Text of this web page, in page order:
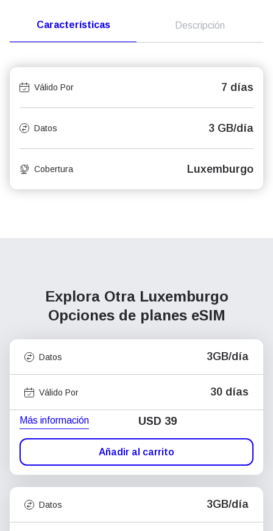
Características Descripción
Válido Por 7 días
Datos 3 GB/día
Cobertura Luxemburgo
Explora Otra Luxemburgo
Opciones de planes eSIM
Datos 3GB/día
Válido Por 30 días
Más información USD 39
Añadir al carrito
Datos 3GB/día